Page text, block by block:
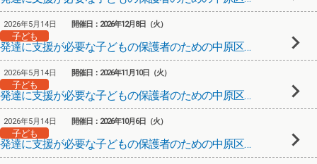
2026年5月14日
子ども
発達に支援が必要な子どもの保護者のための中原区保護者Meeting⑥
開催日：2026年12月8日（火）
2026年5月14日
子ども
発達に支援が必要な子どもの保護者のための中原区保護者Meeting⑤
開催日：2026年11月10日（火）
2026年5月14日
子ども
発達に支援が必要な子どもの保護者のための中原区保護者Meeting④
開催日：2026年10月6日（火）